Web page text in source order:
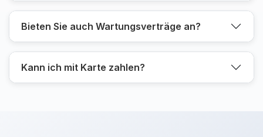
Bieten Sie auch Wartungsverträge an?
Kann ich mit Karte zahlen?